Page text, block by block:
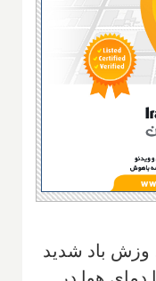
وزش باد شدید